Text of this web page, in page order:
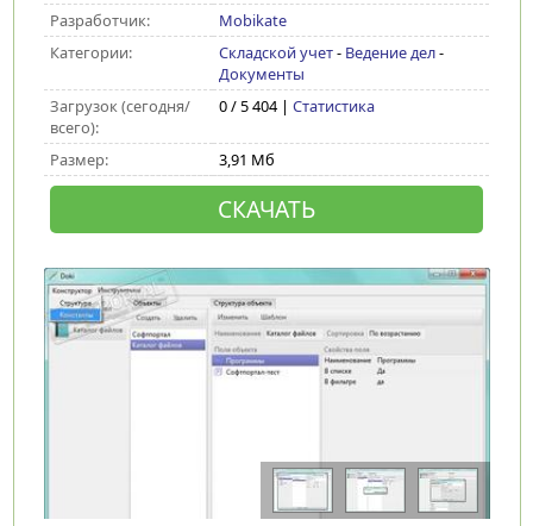
Разработчик:
Mobikate
Категории:
Складской учет- Ведение дел-
Документы
Загрузок (сегодня/
всего):
0 / 5 404 | Статистика
Размер: 3,91 Мб
СКАЧАТЬ